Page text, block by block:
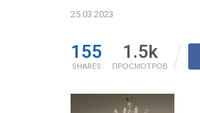
25.03.2023
155
SHARES
1.5k
ПРОСМОТРОВ